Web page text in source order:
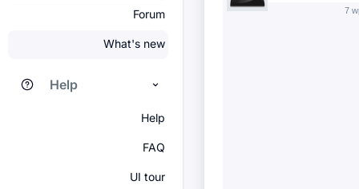
Forum
What's new
Help
Help
FAQ
UI tour
7